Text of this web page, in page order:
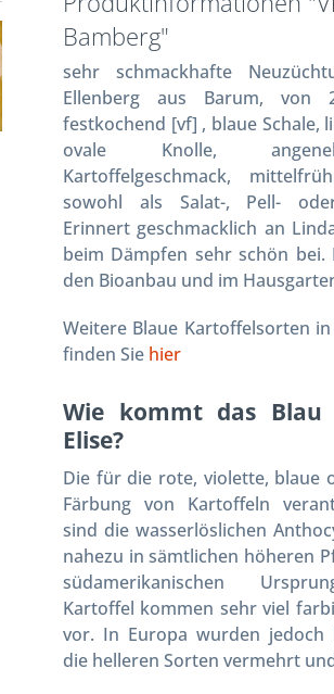
Bamberg"
sehr schmackhafte
Ellenberg aus Barum, von
festkochend [vf] , blaue Schale,
ovale Knolle,
Kartoffelgeschmack,
sowohl als Salat-, Pell-
Erinnert geschmacklich an
beim Dämpfen sehr schön
den Bioanbau und im
Weitere Blaue Kartoffelsorten
finden Sie hier
Wie kommt das
Elise?
Die für die rote, violette, blaue
Färbung von Kartoffeln
sind die wasserlöslichen
nahezu in sämtlichen höheren
südamerikanischen
Kartoffel kommen sehr viel
vor. In Europa wurden jedoch
die helleren Sorten vermehrt